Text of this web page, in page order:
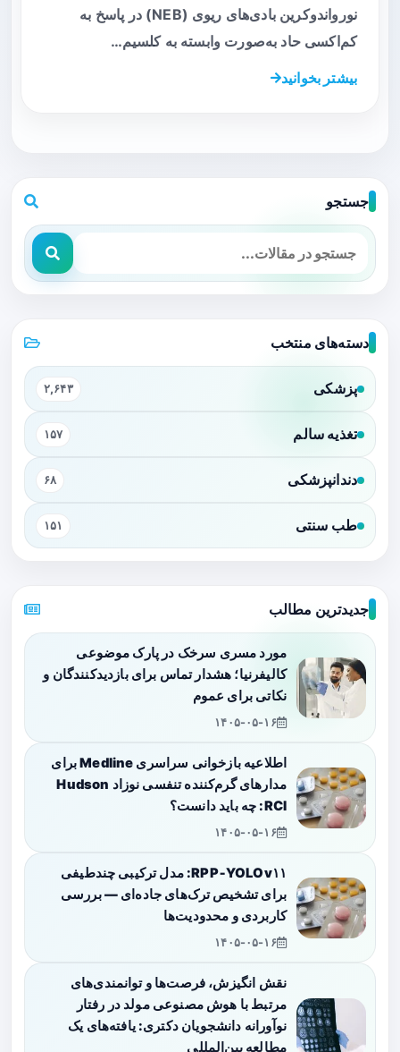
نورواندوکرین بادی‌های ریوی (NEB) در پاسخ به
کم‌اکسی حاد به‌صورت وابسته به کلسیم…
بیشتر بخوانید
جستجو
دسته‌های منتخب
پزشکی ۲,۶۴۳
تغذیه سالم ۱۵۷
دندانپزشکی ۶۸
طب سنتی ۱۵۱
جدیدترین مطالب
مورد مسری سرخک در پارک موضوعی
کالیفرنیا؛ هشدار تماس برای بازدیدکنندگان و
نکاتی برای عموم
۱۴۰۵-۰۵-۱۶
اطلاعیه بازخوانی سراسری Medline برای
مدارهای گرم‌کننده تنفسی نوزاد Hudson
RCI: چه باید دانست؟
۱۴۰۵-۰۵-۱۶
RPP‑YOLOv۱۱: مدل ترکیبی چندطیفی
برای تشخیص ترک‌های جاده‌ای — بررسی
کاربردی و محدودیت‌ها
۱۴۰۵-۰۵-۱۶
نقش انگیزش، فرصت‌ها و توانمندی‌های
مرتبط با هوش مصنوعی مولد در رفتار
نوآورانه دانشجویان دکتری: یافته‌های یک
مطالعه بین‌المللی